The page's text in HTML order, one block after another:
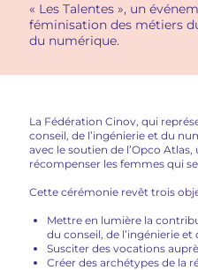
« Les Talentes », un
féminisation des métiers
du numérique.
La Fédération Cinov, qui
conseil, de l’ingénierie et du
avec le soutien de l’Opco Atlas,
récompenser les femmes qui
Cette cérémonie revêt trois
Mettre en lumière la
du conseil, de l’ingénierie
Susciter des vocations
Créer des archétypes de la